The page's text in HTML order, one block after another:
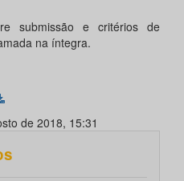
submissão e critérios de
na íntegra.
de 2018, 15:31